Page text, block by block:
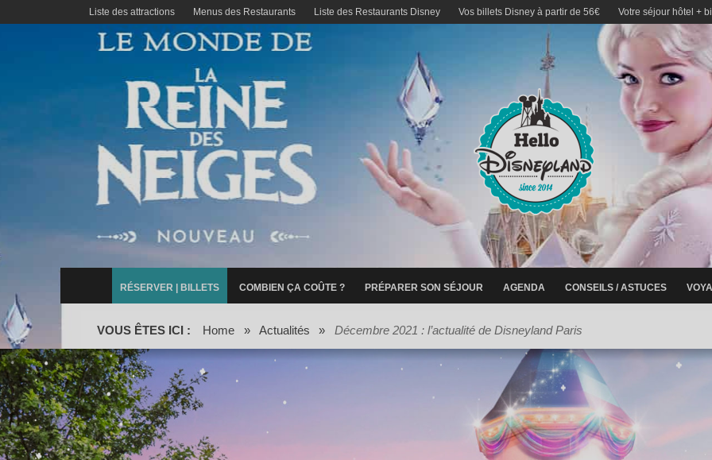
Liste des attractions Menus des Restaurants Liste des Restaurants Disney Vos billets Disney à partir de 56€ Votre séjour hôtel +
RÉSERVER | BILLETS COMBIEN ÇA COÛTE ? PRÉPARER SON SÉJOUR AGENDA CONSEILS / ASTUCES
VOUS ÊTES ICI : Home » Actualités » Décembre 2021 : l’actualité de Disneyland Paris